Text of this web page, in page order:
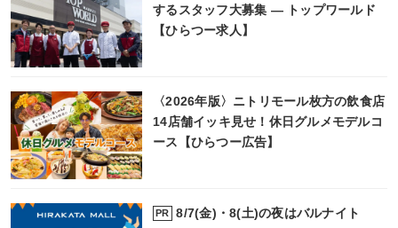
するスタッフ大募集 ― トップワールド
【ひらつー求人】
〈2026年版〉ニトリモール枚方の飲食店
14店舗イッキ見せ！休日グルメモデルコ
ース【ひらつー広告】
PR 8/7(金)・8(土)の夜はバルナイト